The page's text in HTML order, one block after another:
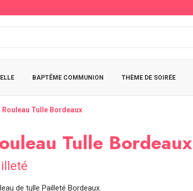
BAPTÊME COMMUNION THÈME DE SOIRÉE
Rouleau Tulle Bordeaux
Tulle Bordeaux
de tulle Pailleté Bordeaux.